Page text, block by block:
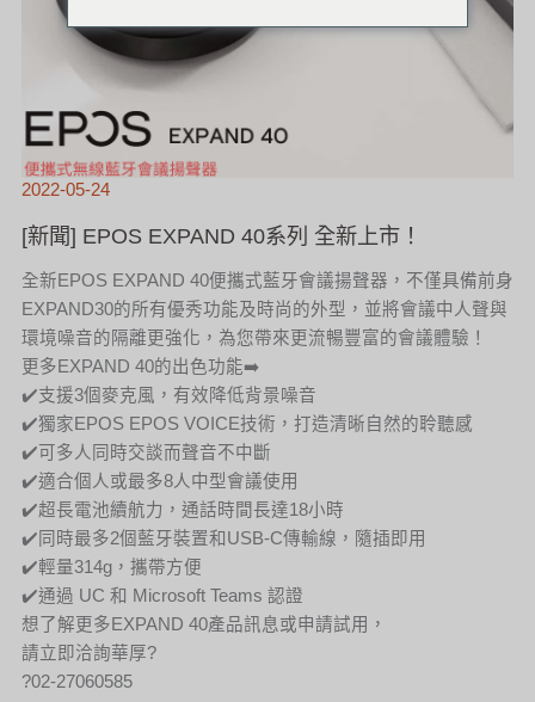
2022-05-24
[新聞] EPOS EXPAND 40系列 全新上市！
全新EPOS EXPAND 40便攜式藍牙會議揚聲器，不僅具備前身
EXPAND30的所有優秀功能及時尚的外型，並將會議中人聲與
環境噪音的隔離更強化，為您帶來更流暢豐富的會議體驗！
更多EXPAND 40的出色功能➡️
✔️支援3個麥克風，有效降低背景噪音
✔️獨家EPOS EPOS VOICE技術，打造清晰自然的聆聽感
✔️可多人同時交談而聲音不中斷
✔️適合個人或最多8人中型會議使用
✔️超長電池續航力，通話時間長達18小時
✔️同時最多2個藍牙裝置和USB-C傳輸線，隨插即用
✔️輕量314g，攜帶方便
✔️通過 UC 和 Microsoft Teams 認證
想了解更多EXPAND 40產品訊息或申請試用，
請立即洽詢華厚?
?02-27060585